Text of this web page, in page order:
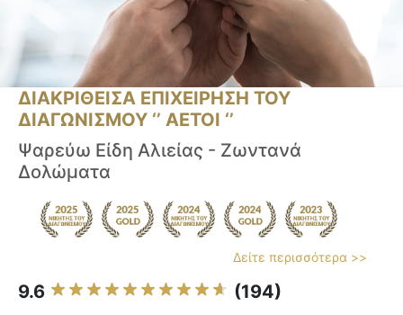
ΔΙΑΚΡΙΘΕΙΣΑ ΕΠΙΧΕΙΡΗΣΗ ΤΟΥ
ΔΙΑΓΩΝΙΣΜΟΥ ‘’ ΑΕΤΟΙ ‘’
Ψαρεύω Είδη Αλιείας - Ζωντανά
Δολώματα
Δείτε περισσότερα >>
9.6 (194)